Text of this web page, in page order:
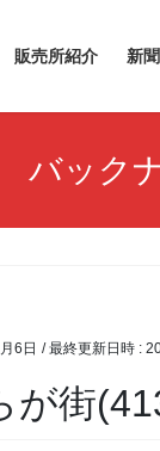
販売所紹介 新
バック
6日 / 最終更新日時 :
が街